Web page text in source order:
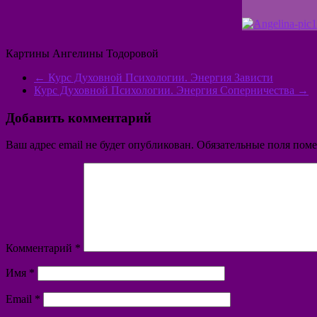
Картины Ангелины Тодоровой
← Курс Духовной Психологии. Энергия Зависти
Курс Духовной Психологии. Энергия Соперничества →
Добавить комментарий
Ваш адрес email не будет опубликован. Обязательные поля
Комментарий *
Имя *
Email *